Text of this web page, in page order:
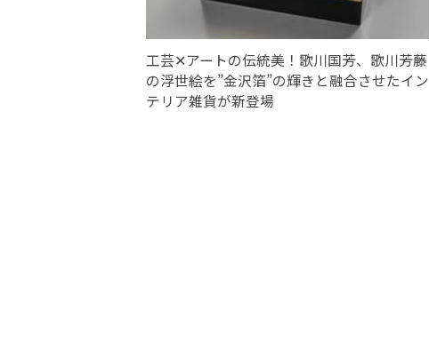
工芸✕アートの伝統美！歌川国芳、歌川芳藤
の浮世絵を”金沢箔”の輝きと融合させたイン
テリア雑貨が新登場